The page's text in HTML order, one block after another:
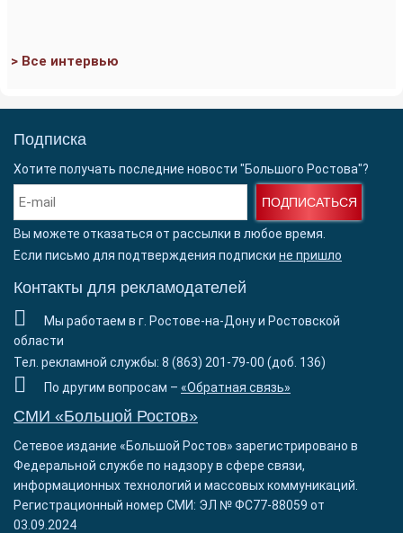
> Все интервью
Подписка
Хотите получать последние новости "Большого Ростова"?
ПОДПИСАТЬСЯ
Вы можете отказаться от рассылки в любое время.
Если письмо для подтверждения подписки не пришло
Контакты для рекламодателей
Мы работаем в г. Ростове-на-Дону и Ростовской
области
Тел. рекламной службы: 8 (863) 201-79-00 (доб. 136)
По другим вопросам – «Обратная связь»
СМИ «Большой Ростов»
Сетевое издание «Большой Ростов» зарегистрировано в
Федеральной службе по надзору в сфере связи,
информационных технологий и массовых коммуникаций.
Регистрационный номер СМИ: ЭЛ № ФС77-88059 от
03.09.2024